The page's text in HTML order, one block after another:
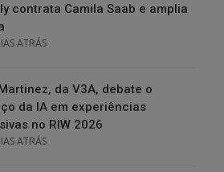
contrata Camila Saab e amplia
ATRÁS
da V3A, debate o
da IA em experiências
no RIW 2026
ATRÁS